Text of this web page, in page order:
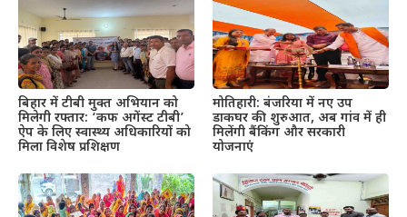
बिहार में टीबी मुक्त अभियान को
मिलेगी रफ्तार: ‘कफ अगेंस्ट टीबी’
ऐप के लिए स्वास्थ्य अधिकारियों को
मिला विशेष प्रशिक्षण
मोतिहारी: बंजरिया में नए उप
डाकघर की शुरुआत, अब गांव में ही
मिलेंगी बैंकिंग और सरकारी
योजनाएं